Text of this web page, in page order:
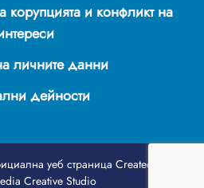
корупцията и конфликт на
личните данни
дейности
уеб страница Created by
Creative Studio